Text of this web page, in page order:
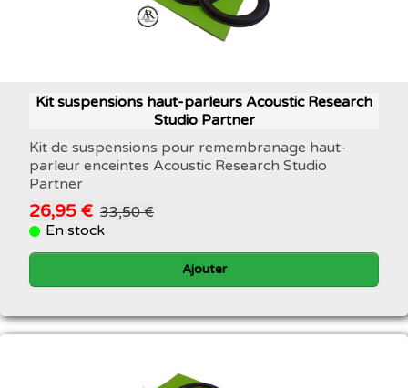
Kit suspensions haut-parleurs Acoustic Research
Studio Partner
Kit de suspensions pour remembranage haut-
parleur enceintes Acoustic Research Studio
Partner
26,95 € 33,50 €
En stock
Ajouter